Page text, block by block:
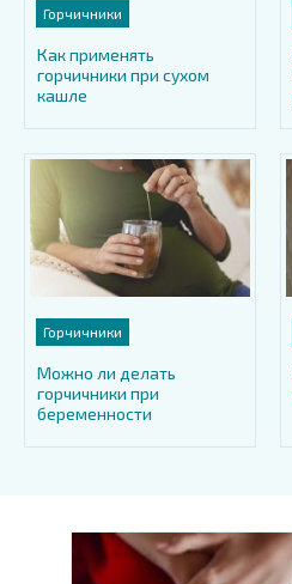
Горчичники
Как применять
горчичники при сухом
кашле
Горчичники
Можно ли делать
горчичники при
беременности